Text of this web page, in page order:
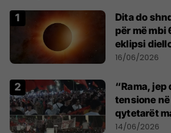
Dita do
për më mbi
eklipsi
shekullit të
16/06/2026
“Rama, jep
tensione
qytetarët
kryeqytet
14/06/2026